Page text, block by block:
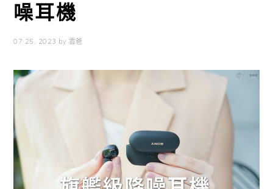
噪耳機
07 25, 2023 by 雲爸